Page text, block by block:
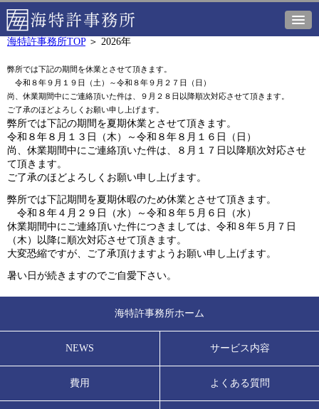
海特許事務所TOP＞ 2026年
弊所では下記の期間を休業とさせて頂きます。
令和８年９月１９日（土）～令和８年９月２７日（日）
尚、休業期間中にご連絡頂いた件は、９月２８日以降順次対応させて頂きます。
ご了承のほどよろしくお願い申し上げます。
弊所では下記の期間を夏期休業とさせて頂きます。
令和８年８月１３日（木）～令和８年８月１６日（日）
尚、休業期間中にご連絡頂いた件は、８月１７日以降順次対応させ
て頂きます。
ご了承のほどよろしくお願い申し上げます。
弊所では下記期間を夏期休暇のため休業とさせて頂きます。
令和８年４月２９日（水）～令和８年５月６日（水）
休業期間中にご連絡頂いた件につきましては、令和８年５月７日
（木）以降に順次対応させて頂きます。
大変恐縮ですが、ご了承頂けますようお願い申し上げます。
暑い日が続きますのでご自愛下さい。
海特許事務所ホーム
NEWS サービス内容
費用 よくある質問